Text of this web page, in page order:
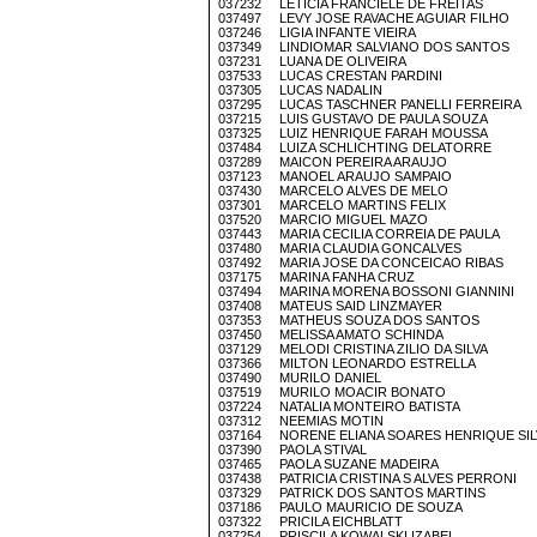
037232 LETICIA FRANCIELE DE FREITAS
037497 LEVY JOSE RAVACHE AGUIAR FILHO
037246 LIGIA INFANTE VIEIRA
037349 LINDIOMAR SALVIANO DOS SANTOS
037231 LUANA DE OLIVEIRA
037533 LUCAS CRESTAN PARDINI
037305 LUCAS NADALIN
037295 LUCAS TASCHNER PANELLI FERREIRA
037215 LUIS GUSTAVO DE PAULA SOUZA
037325 LUIZ HENRIQUE FARAH MOUSSA
037484 LUIZA SCHLICHTING DELATORRE
037289 MAICON PEREIRA ARAUJO
037123 MANOEL ARAUJO SAMPAIO
037430 MARCELO ALVES DE MELO
037301 MARCELO MARTINS FELIX
037520 MARCIO MIGUEL MAZO
037443 MARIA CECILIA CORREIA DE PAULA
037480 MARIA CLAUDIA GONCALVES
037492 MARIA JOSE DA CONCEICAO RIBAS
037175 MARINA FANHA CRUZ
037494 MARINA MORENA BOSSONI GIANNINI
037408 MATEUS SAID LINZMAYER
037353 MATHEUS SOUZA DOS SANTOS
037450 MELISSA AMATO SCHINDA
037129 MELODI CRISTINA ZILIO DA SILVA
037366 MILTON LEONARDO ESTRELLA
037490 MURILO DANIEL
037519 MURILO MOACIR BONATO
037224 NATALIA MONTEIRO BATISTA
037312 NEEMIAS MOTIN
037164 NORENE ELIANA SOARES HENRIQUE
037390 PAOLA STIVAL
037465 PAOLA SUZANE MADEIRA
037438 PATRICIA CRISTINA S ALVES PERRONI
037329 PATRICK DOS SANTOS MARTINS
037186 PAULO MAURICIO DE SOUZA
037322 PRICILA EICHBLATT